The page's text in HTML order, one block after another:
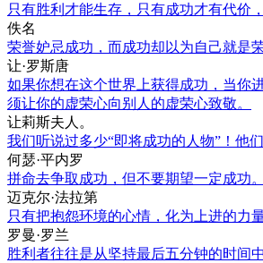
只有胜利才能生存，只有成功才有代价
佚名
荣誉妒忌成功，而成功却以为自己就是荣
让·罗斯唐
如果你想在这个世界上获得成功，当你
须让你的虚荣心向别人的虚荣心致敬。
让莉斯夫人。
我们听说过多少“即将成功的人物”！他
何瑟·平内罗
拼命去争取成功，但不要期望一定成功。
迈克尔·法拉第
只有把抱怨环境的心情，化为上进的力
罗曼·罗兰
胜利者往往是从坚持最后五分钟的时间